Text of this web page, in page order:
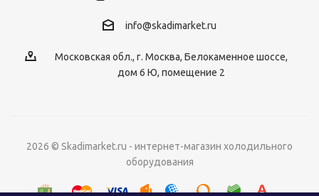
info@skadimarket.ru
Московская обл., г. Москва, Белокаменное шоссе,
дом 6 Ю, помещение 2
2026 © Skadimarket.ru - интернет-магазин холодильного
оборудования